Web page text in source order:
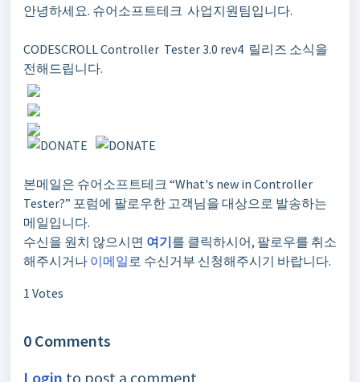
안녕하세요. 슈어소프트테크 사업지원팀입니다.
CODESCROLL Controller Tester 3.0 rev4 릴리즈 소식을
전해드립니다.
본메일은 슈어소프트테크 “What's new in Controller
Tester?” 포럼에 팔로우한 고객님을 대상으로 발송하는
메일입니다.
수신을 원치 않으시면 여기를 클릭하시어, 팔로우를 취소
해주시거나 이메일로 수신거부 신청해주시기 바랍니다.
1 Votes
0 Comments
Login to post a comment